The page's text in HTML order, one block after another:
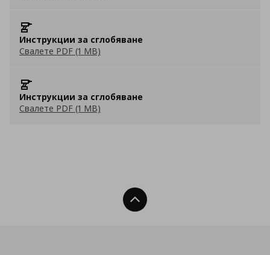
Инструкции за сглобяване
Свалете PDF (1 MB)
Инструкции за сглобяване
Свалете PDF (1 MB)
Нагоре